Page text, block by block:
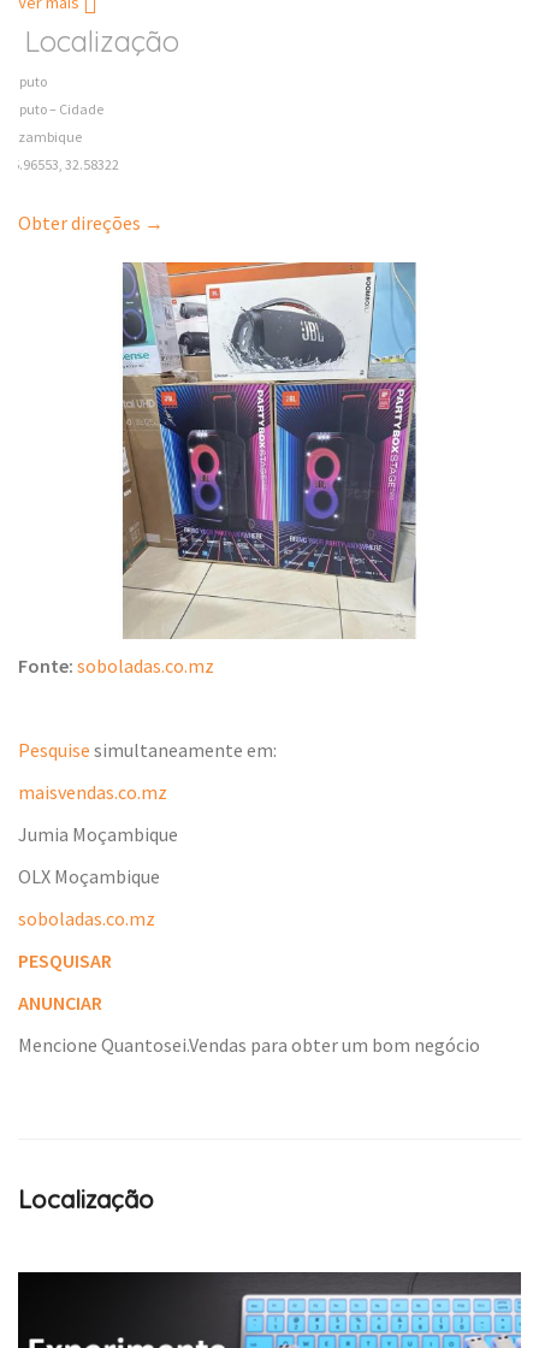
Localização
Maputo
Maputo – Cidade
Mozambique
-25.96553, 32.58322
Obter direções →
Fonte: soboladas.co.mz
Pesquise simultaneamente em:
maisvendas.co.mz
Jumia Moçambique
OLX Moçambique
soboladas.co.mz
PESQUISAR
ANUNCIAR
Mencione Quantosei.Vendas para obter um bom negócio
Localização